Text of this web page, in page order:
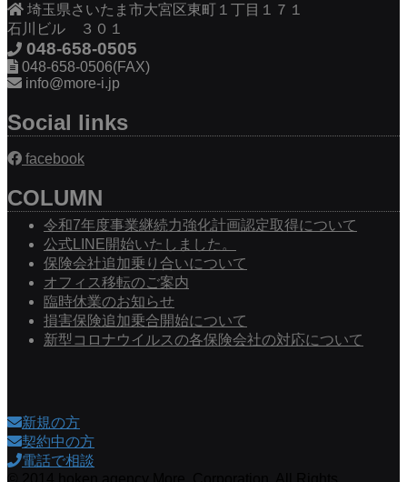
埼玉県さいたま市大宮区東町１丁目１７１
石川ビル ３０１
048-658-0505
048-658-0506(FAX)
info@more-i.jp
Social links
facebook
COLUMN
令和7年度事業継続力強化計画認定取得について
公式LINE開始いたしました。
保険会社追加乗り合いについて
オフィス移転のご案内
臨時休業のお知らせ
損害保険追加乗合開始について
新型コロナウイルスの各保険会社の対応について
新規の方
契約中の方
電話で相談